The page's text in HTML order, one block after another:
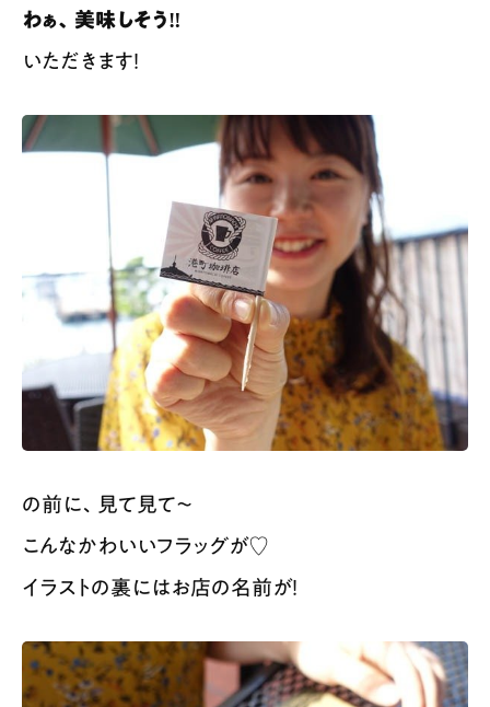
わぁ、美味しそう‼️
いただきます！
の前に、見て見て〜
こんなかわいいフラッグが♡
イラストの裏にはお店の名前が！